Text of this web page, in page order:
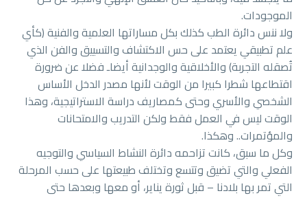
الموجودات.
ولا ننس دائرة الطب كذلك بكل مساراتها العلمية والفنية (كأي
علم تطبيقي يعتمد على حس الاكتشاف والتسييق والفن الذي
تُصقله التجربة) والأخلاقية والوجدانية أيضاـ فضلا عن ضرورة
اقتطاعها شطرا كبيرا من الوقت لأنها مصدر الدخل الأساس
الشخصي والأسري وحتى كمصاريف دراسة الاستراتيجية، وهذا
الوقت ليس في العمل فقط ولكن التدريب والامتحانات
والمؤتمرات.. وهكذا.
وكل ما سبق، كانت تزاحمه دائرة النشاط السياسي والتوجيه
الفعلي والتي تضيق وتتسع وتختلف طبيعتها على حسب المرحلة
التي تمر بها بلادنا – قبل ثورة يناير، أو معها وبعدها حتى